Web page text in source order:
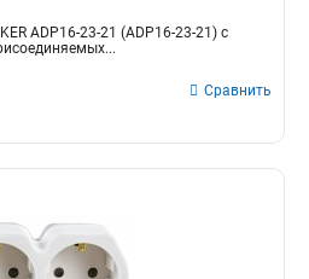
ADP16-23-21 (ADP16-23-21) с
Сравнить